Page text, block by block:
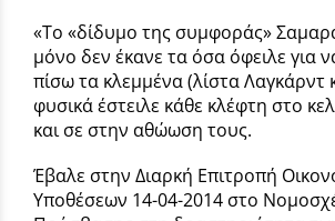
«Το «δίδυμο της συμφοράς»
μόνο δεν έκανε τα όσα όφειλε για
πίσω τα κλεμμένα (λίστα Λαγκάρντ
φυσικά έστειλε κάθε κλέφτη στο
και σε στην αθώωση τους.
Έβαλε στην Διαρκή Επιτροπή
Υποθέσεων 14-04-2014 στο